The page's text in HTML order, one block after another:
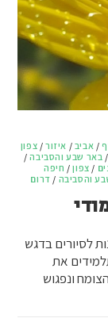
/ אביב / איזור/ צפון
באר שבע והסביבה/
/ צפון/ חיפה
והסביבה / דרום
לסיורים בדגש
את
ונפגוש